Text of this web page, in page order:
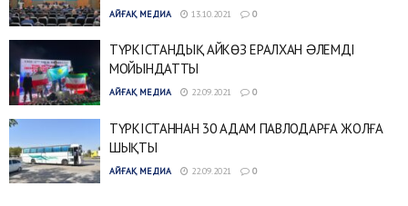
АЙҒАҚ МЕДИА 13.10.2021 0
ТҮРКІСТАНДЫҚ АЙКӨЗ ЕРАЛХАН ƏЛЕМДІ
МОЙЫНДАТТЫ
АЙҒАҚ МЕДИА 22.09.2021 0
ТҮРКІСТАННАН 30 АДАМ ПАВЛОДАРҒА ЖОЛҒА
ШЫҚТЫ
АЙҒАҚ МЕДИА 22.09.2021 0